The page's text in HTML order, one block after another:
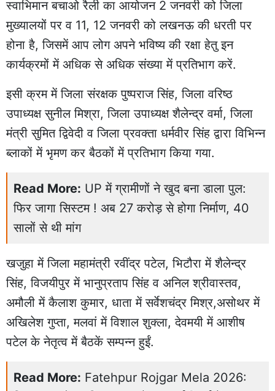
स्वाभिमान बचाओ रैली का आयोजन 2 जनवरी को जिला
मुख्यालयों पर व 11, 12 जनवरी को लखनऊ की धरती पर
होना है, जिसमें आप लोग अपने भविष्य की रक्षा हेतु इन
कार्यक्रमों में अधिक से अधिक संख्या में प्रतिभाग करें.
इसी क्रम में जिला संरक्षक पुष्पराज सिंह, जिला वरिष्ठ
उपाध्यक्ष सुनील मिश्रा, जिला उपाध्यक्ष शैलेन्द्र वर्मा, जिला
मंत्री सुमित द्विवेदी व जिला प्रवक्ता धर्मवीर सिंह द्वारा विभिन्न
ब्लाकों में भृमण कर बैठकों में प्रतिभाग किया गया.
Read More: UP में ग्रामीणों ने खुद बना डाला पुल:
फिर जागा सिस्टम ! अब 27 करोड़ से होगा निर्माण, 40
सालों से थी मांग
खजुहा में जिला महामंत्री रवींद्र पटेल, भिटौरा में शैलेन्द्र
सिंह, विजयीपुर में भानुप्रताप सिंह व अनिल श्रीवास्तव,
अमौली में कैलाश कुमार, धाता में सर्वेशचंद्र मिश्र,असोथर में
अखिलेश गुप्ता, मलवां में विशाल शुक्ला, देवमयी में आशीष
पटेल के नेतृत्व में बैठकें सम्पन्न हुईं.
Read More: Fatehpur Rojgar Mela 2026: